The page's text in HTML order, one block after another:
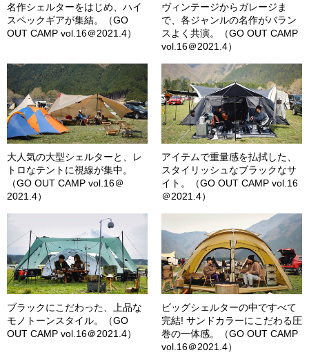
名作シェルターをはじめ、ハイ
スペックギアが集結。（GO
OUT CAMP vol.16＠2021.4）
ヴィンテージからガレージま
で、各ジャンルの名作がバラン
スよく共演。（GO OUT CAMP
vol.16＠2021.4）
大人気の大型シェルターと、レ
トロなテントに視線が集中。
（GO OUT CAMP vol.16＠
2021.4）
アイテムで重量感を払拭した、
スタイリッシュなブラックなサ
イト。（GO OUT CAMP vol.16
＠2021.4）
ブラックにこだわった、上品な
モノトーンスタイル。（GO
OUT CAMP vol.16＠2021.4）
ビッグシェルターの中ですべて
完結! サンドカラーにこだわる圧
巻の一体感。（GO OUT CAMP
vol.16＠2021.4）